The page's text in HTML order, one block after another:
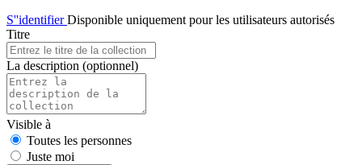
S''identifierDisponible uniquement pour les utilisateurs autorisés
Titre
La description (optionnel)
Visible à
Toutes les personnes
Juste moi